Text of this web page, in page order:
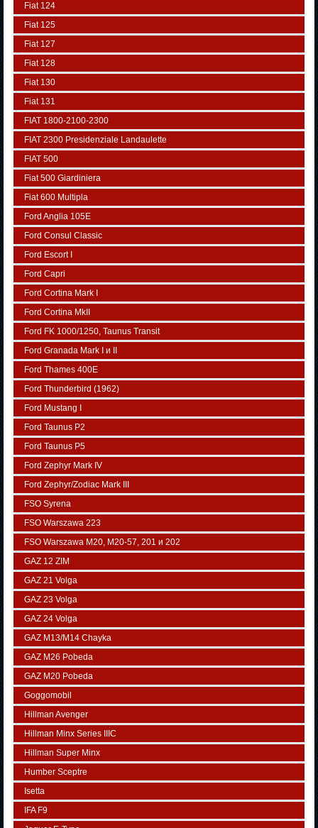
Fiat 124
Fiat 125
Fiat 127
Fiat 128
Fiat 130
Fiat 131
FIAT 1800-2100-2300
FIAT 2300 Presidenziale Landaulette
FIAT 500
Fiat 500 Giardiniera
Fiat 600 Multipla
Ford Anglia 105E
Ford Consul Classic
Ford Escort I
Ford Capri
Ford Cortina Mark I
Ford Cortina MkII
Ford FK 1000/1250, Taunus Transit
Ford Granada Mark I и II
Ford Thames 400E
Ford Thunderbird (1962)
Ford Mustang I
Ford Taunus P2
Ford Taunus P5
Ford Zephyr Mark IV
Ford Zephyr/Zodiac Mark III
FSO Syrena
FSO Warszawa 223
FSO Warszawa М20, M20-57, 201 и 202
GAZ 12 ZIM
GAZ 21 Volga
GAZ 23 Volga
GAZ 24 Volga
GAZ M13/M14 Chayka
GAZ M26 Pobeda
GAZ М20 Pobeda
Goggomobil
Hillman Avenger
Hillman Minx Series IIIC
Hillman Super Minx
Humber Sceptre
Isetta
IFA F9